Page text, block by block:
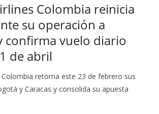
Colombia reinicia
su operación a
confirma vuelo diario
de abril
Colombia retoma este 23 de febrero sus
y Caracas y consolida su apuesta